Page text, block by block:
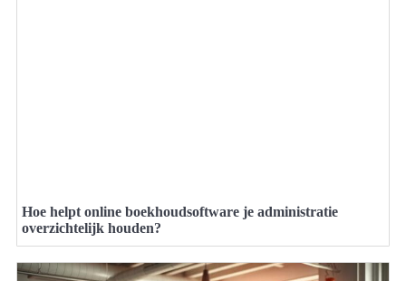
Hoe helpt online boekhoudsoftware je administratie
overzichtelijk houden?